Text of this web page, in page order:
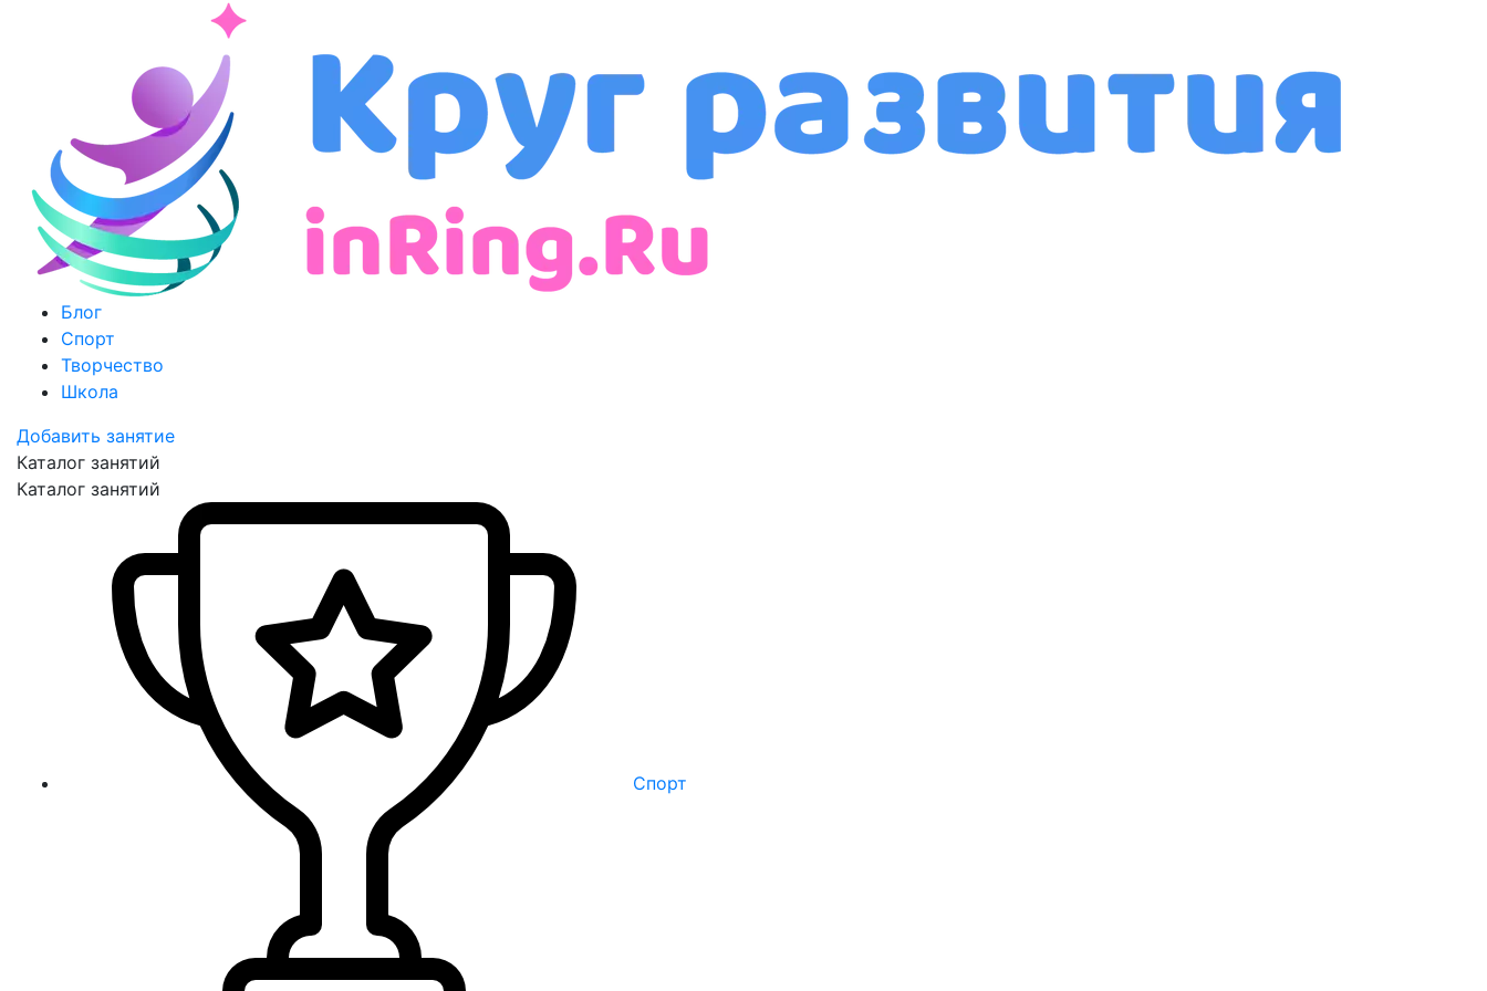
Блог
Спорт
Творчество
Школа
Добавить занятие
Каталог занятий
Каталог занятий
Спорт